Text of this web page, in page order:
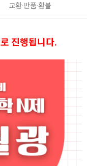
교환·반품·환불
진행됩니다.